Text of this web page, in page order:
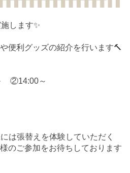
します✨
便利グッズの紹介を行います🔨
②14:00～
は張替えを体験していただく
のご参加をお待ちしております